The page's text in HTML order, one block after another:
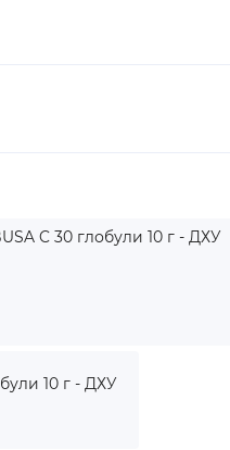
C 30 глобули 10 г - ДХУ
10 г - ДХУ